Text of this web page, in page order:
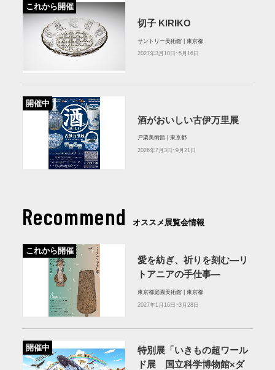
これから開催
切子 KIRIKO
サントリー美術館 | 東京都
2027年3月10日~5月16日
開催中
酒がおいしい古伊万里展
戸栗美術館 | 東京都
2026年7月3日~9月21日
Recommend オススメ展覧会情報
これから開催
愛を紡ぎ、祈りを刻む―リ
トアニアの手仕事―
東京都庭園美術館 | 東京都
2027年1月16日~3月28日
開催中
特別展「いきもの超ワール
ド展 国立科学博物館×ダ